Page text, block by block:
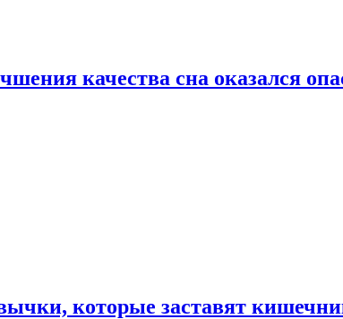
качества сна оказался
которые заставят